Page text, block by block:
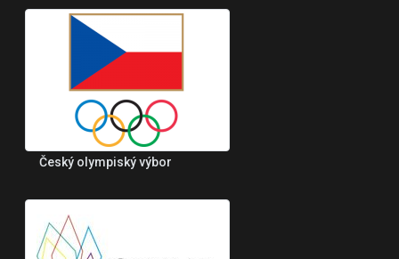
Český olympiský výbor